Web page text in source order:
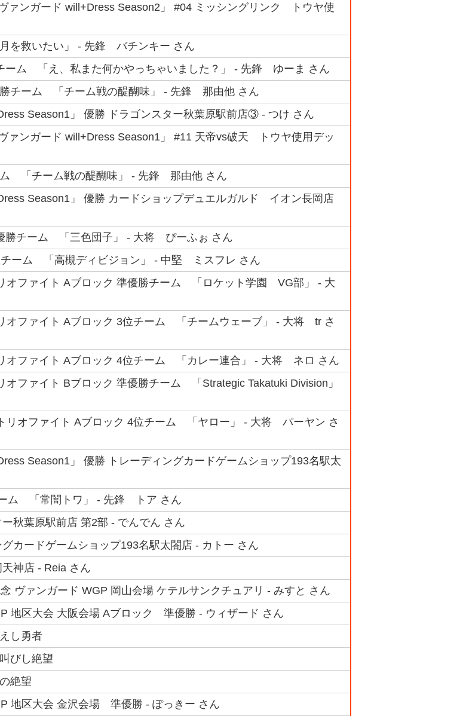
ァンガード will+Dress Season2」 #04 ミッシングリンク トウヤ使
を救いたい」 - 先鋒 バチンキー さん
ーム 「え、私また何かやっちゃいました？」 - 先鋒 ゆーま さん
勝チーム 「チーム戦の醍醐味」 - 先鋒 那由他 さん
Season1」 優勝 ドラゴンスター秋葉原駅前店③ - つけ さん
ァンガード will+Dress Season1」 #11 天帝vs破天 トウヤ使用デッ
「チーム戦の醍醐味」 - 先鋒 那由他 さん
Season1」 優勝 カードショップデュエルガルド イオン長岡店
勝チーム 「三色団子」 - 大将 ぴーふぉ さん
チーム 「高槻ディビジョン」 - 中堅 ミスフレ さん
オファイト Aブロック 準優勝チーム 「ロケット学園 VG部」 - 大
オファイト Aブロック 3位チーム 「チームウェーブ」 - 大将 tr さ
オファイト Aブロック 4位チーム 「カレー連合」 - 大将 ネロ さん
オファイト Bブロック 準優勝チーム 「Strategic Takatuki Division」
リオファイト Aブロック 4位チーム 「ヤロー」 - 大将 パーヤン さ
Season1」 優勝 トレーディングカードゲームショップ193名駅太
ム 「常闇トワ」 - 先鋒 トア さん
秋葉原駅前店 第2部 - でんでん さん
カードゲームショップ193名駅太閤店 - カトー さん
神店 - Reia さん
ヴァンガード WGP 岡山会場 ケテルサンクチュアリ - みすと さん
地区大会 大阪会場 Aブロック 準優勝 - ウィザード さん
し勇者
びし絶望
絶望
地区大会 金沢会場 準優勝 - ぽっきー さん